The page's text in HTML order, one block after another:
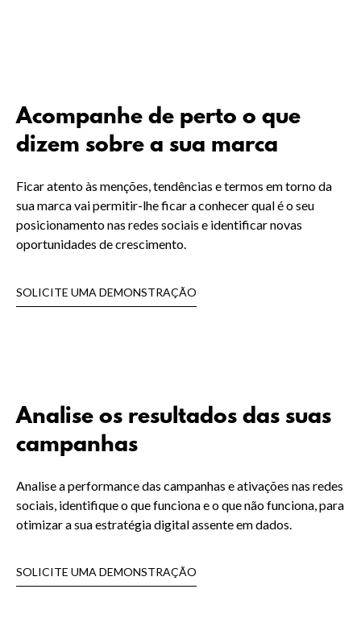
Acompanhe de perto o que
dizem sobre a sua marca
Ficar atento às menções, tendências e termos em torno da
sua marca vai permitir-lhe ficar a conhecer qual é o seu
posicionamento nas redes sociais e identificar novas
oportunidades de crescimento.
SOLICITE UMA DEMONSTRAÇÃO
Analise os resultados das suas
campanhas
Analise a performance das campanhas e ativações nas redes
sociais, identifique o que funciona e o que não funciona, para
otimizar a sua estratégia digital assente em dados.
SOLICITE UMA DEMONSTRAÇÃO